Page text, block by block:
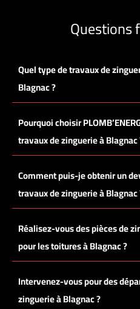
Questions
Quel type de travaux de
Blagnac ?
Pourquoi choisir
travaux de zinguerie à Blagnac
Comment puis-je obtenir un
travaux de zinguerie à Blagnac
Réalisez-vous des pièces de
pour les toitures à Blagnac ?
Intervenez-vous pour des
zinguerie à Blagnac ?